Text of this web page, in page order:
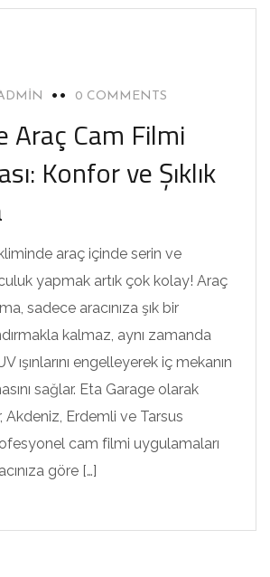
0 COMMENTS
Araç Cam Filmi
Konfor ve Şıklık
araç içinde serin ve
yapmak artık çok kolay! Araç
sadece aracınıza şık bir
kalmaz, aynı zamanda
ışınlarını engelleyerek iç mekanın
sağlar. Eta Garage olarak
Akdeniz, Erdemli ve Tarsus
cam filmi uygulamaları
göre […]